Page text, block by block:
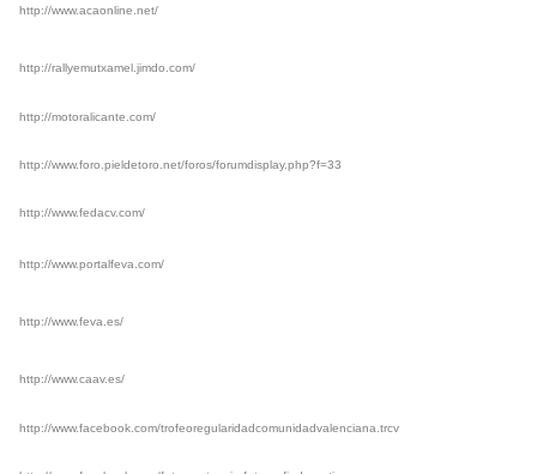
http://www.acaonline.net/
http://rallyemutxamel.jimdo.com/
http://motoralicante.com/
http://www.foro.pieldetoro.net/foros/forumdisplay.php?f=33
http://www.fedacv.com/
http://www.portalfeva.com/
http://www.feva.es/
http://www.caav.es/
http://www.facebook.com/trofeoregularidadcomunidadvalenciana.trcv